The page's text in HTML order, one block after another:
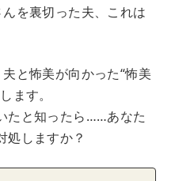
を裏切った夫、これは
と怖美が向かった“怖美
ます。
たと知ったら……あなた
処しますか？